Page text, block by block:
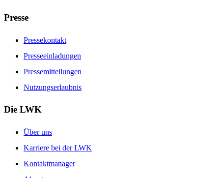
Presse
Pressekontakt
Presseeinladungen
Pressemitteilungen
Nutzungserlaubnis
Die LWK
Über uns
Karriere bei der LWK
Kontaktmanager